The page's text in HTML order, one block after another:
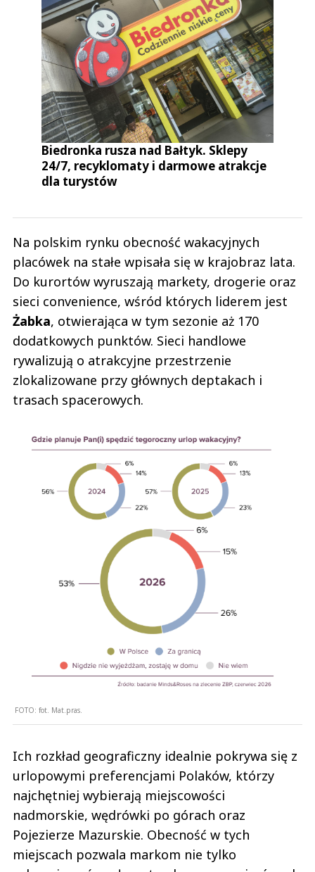
Biedronka rusza nad Bałtyk. Sklepy
24/7, recyklomaty i darmowe atrakcje
dla turystów
Na polskim rynku obecność wakacyjnych
placówek na stałe wpisała się w krajobraz lata.
Do kurortów wyruszają markety, drogerie oraz
sieci convenience, wśród których liderem jest
Żabka, otwierająca w tym sezonie aż 170
dodatkowych punktów. Sieci handlowe
rywalizują o atrakcyjne przestrzenie
zlokalizowane przy głównych deptakach i
trasach spacerowych.
FOTO: fot. Mat.pras.
Ich rozkład geograficzny idealnie pokrywa się z
urlopowymi preferencjami Polaków, którzy
najchętniej wybierają miejscowości
nadmorskie, wędrówki po górach oraz
Pojezierze Mazurskie. Obecność w tych
miejscach pozwala markom nie tylko